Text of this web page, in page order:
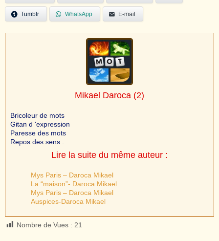
Tumblr WhatsApp E-mail
Mikael Daroca (2)
Bricoleur de mots
Gitan d 'expression
Paresse des mots
Repos des sens .
Lire la suite du même auteur :
Mys Paris – Daroca Mikael
La “maison”- Daroca Mikael
Mys Paris – Daroca Mikael
Auspices-Daroca Mikael
Nombre de Vues : 21